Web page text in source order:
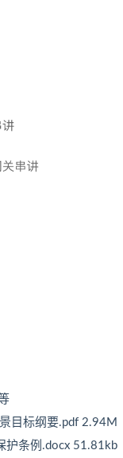
目标纲要.pdf 2.94M
护条例.docx 51.81kb